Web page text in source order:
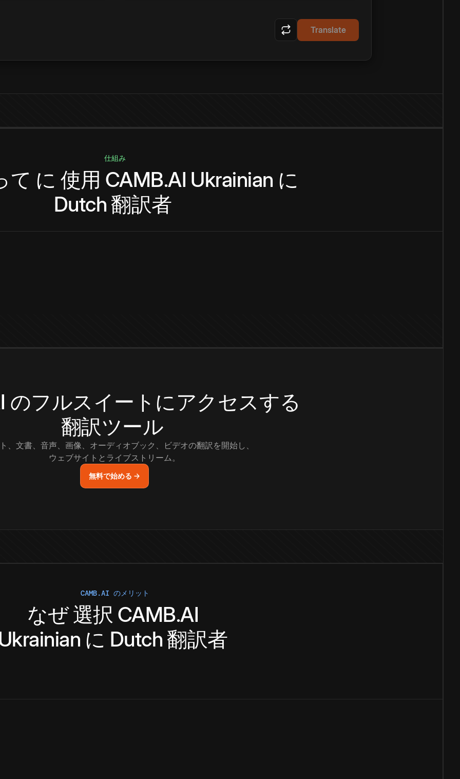
Translate
仕組み
て に 使用 CAMB.AI Ukrainian に
Dutch 翻訳者
のフルスイートにアクセスする
翻訳ツール
、文書、音声、画像、オーディオブック、ビデオの翻訳を開始し、
ウェブサイトとライブストリーム。
無料で始める →
CAMB.AI のメリット
なぜ選択 CAMB.AI
に Dutch 翻訳者